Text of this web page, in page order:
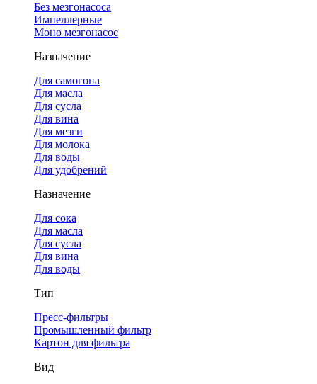
Без мезгонасоса
Импеллерные
Моно мезгонасос
Назначение
Для самогона
Для масла
Для сусла
Для вина
Для мезги
Для молока
Для воды
Для удобрений
Назначение
Для сока
Для масла
Для сусла
Для вина
Для воды
Тип
Пресс-фильтры
Промышленный фильтр
Картон для фильтра
Вид